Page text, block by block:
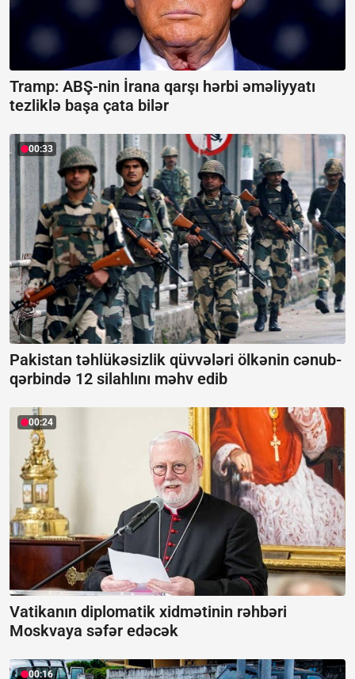
Tramp: ABŞ-nin İrana qarşı hərbi əməliyyatı
tezliklə başa çata bilər
00:33
Pakistan təhlükəsizlik qüvvələri ölkənin cənub-
qərbində 12 silahlını məhv edib
00:24
Vatikanın diplomatik xidmətinin rəhbəri
Moskvaya səfər edəcək
00:16